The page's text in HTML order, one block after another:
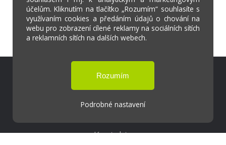
účelům. Kliknutím na tlačítko „Rozumím“ souhlasíte s
využívaním cookies a předáním údajů o chování na
webu pro zobrazení cílené reklamy na sociálních sítích
a reklamních sítích na dalších webech.
Podrobné nastavení
Škola Online
Strava.cz
Kontakty